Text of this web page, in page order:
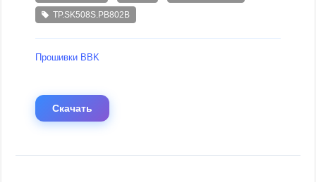
TP.SK508S.PB802B
Прошивки BBK
Скачать